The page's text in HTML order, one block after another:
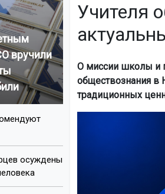
вручили
осуждены
Учителя
О миссии школы и
обществознания в
традиционных